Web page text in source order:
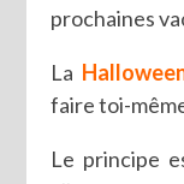
prochaines
La
faire toi-
Le principe